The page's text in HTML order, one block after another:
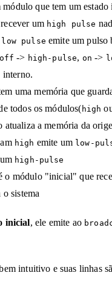
módulo que tem um
um high pulse
low pulse emite um pulso
off -> high-pulse, on ->
interno.
uma memória que
todos os módulos(high
atualiza a memória da
high emite um low-
high-pulse
o módulo "inicial" que
sistema
inicial, ele emite ao
intuitivo e suas linhas